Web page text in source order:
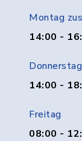
Montag
14:00 -
14:00 -
Freitag
08:00 -